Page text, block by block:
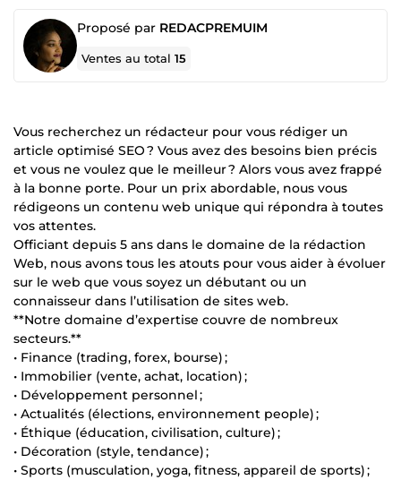
Proposé par REDACPREMUIM
Ventes au total15
Vous recherchez un rédacteur pour vous rédiger un
article optimisé SEO ? Vous avez des besoins bien précis
et vous ne voulez que le meilleur ? Alors vous avez frappé
à la bonne porte. Pour un prix abordable, nous vous
rédigeons un contenu web unique qui répondra à toutes
vos attentes.
Officiant depuis 5 ans dans le domaine de la rédaction
Web, nous avons tous les atouts pour vous aider à évoluer
sur le web que vous soyez un débutant ou un
connaisseur dans l’utilisation de sites web.
**Notre domaine d’expertise couvre de nombreux
secteurs.**
• Finance (trading, forex, bourse) ;
• Immobilier (vente, achat, location) ;
• Développement personnel ;
• Actualités (élections, environnement people) ;
• Éthique (éducation, civilisation, culture) ;
• Décoration (style, tendance) ;
• Sports (musculation, yoga, fitness, appareil de sports) ;